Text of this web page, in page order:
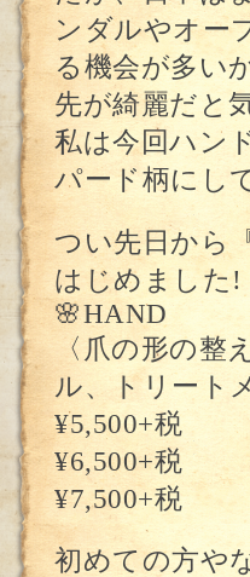
ンダルやオー
る機会が多い
先が綺麗だと
私は今回ハン
パード柄にし
つい先日から
はじめました!
🌸HAND
〈爪の形の整
ル、トリート
¥5,500+税
¥6,500+税
¥7,500+税
初めての方や